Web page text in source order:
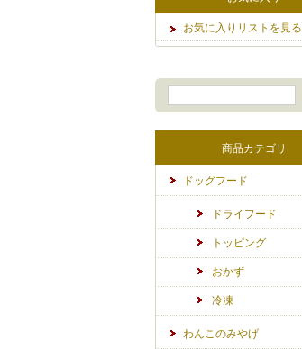
お気に入りリストを見る
商品カテゴリ
ドッグフード
ドライフード
トッピング
おかず
冷凍
わんこのみやげ